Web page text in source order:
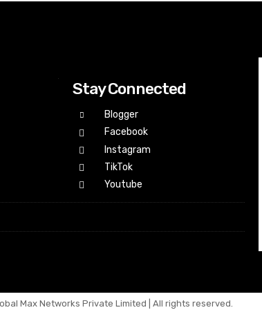
Stay Connected
Blogger
Facebook
Instagram
TikTok
Youtube
Max Networks Private Limited | All rights reserved.